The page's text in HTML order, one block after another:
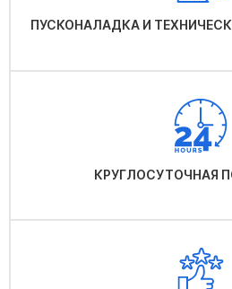
ПУСКОНАЛАДКА И
КРУГЛОСУТОЧНАЯ